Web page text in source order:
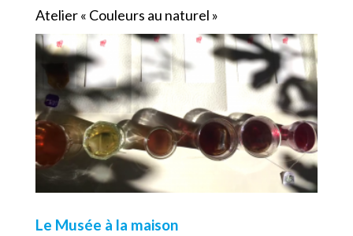
Atelier « Couleurs au naturel »
Le Musée à la maison